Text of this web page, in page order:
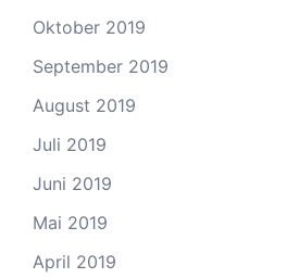
Oktober 2019
September 2019
August 2019
Juli 2019
Juni 2019
Mai 2019
April 2019